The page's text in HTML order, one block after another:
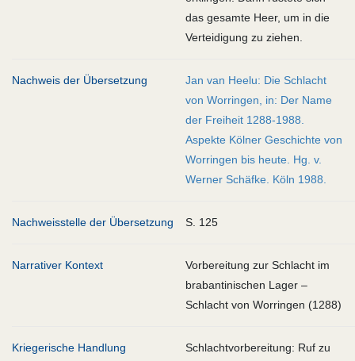
das gesamte Heer, um in die
Verteidigung zu ziehen.
Nachweis der Übersetzung
Jan van Heelu: Die Schlacht
von Worringen, in: Der Name
der Freiheit 1288-1988.
Aspekte Kölner Geschichte von
Worringen bis heute. Hg. v.
Werner Schäfke. Köln 1988.
Nachweisstelle der Übersetzung S. 125
Narrativer Kontext
Vorbereitung zur Schlacht im
brabantinischen Lager –
Schlacht von Worringen (1288)
Kriegerische Handlung
Schlachtvorbereitung: Ruf zu